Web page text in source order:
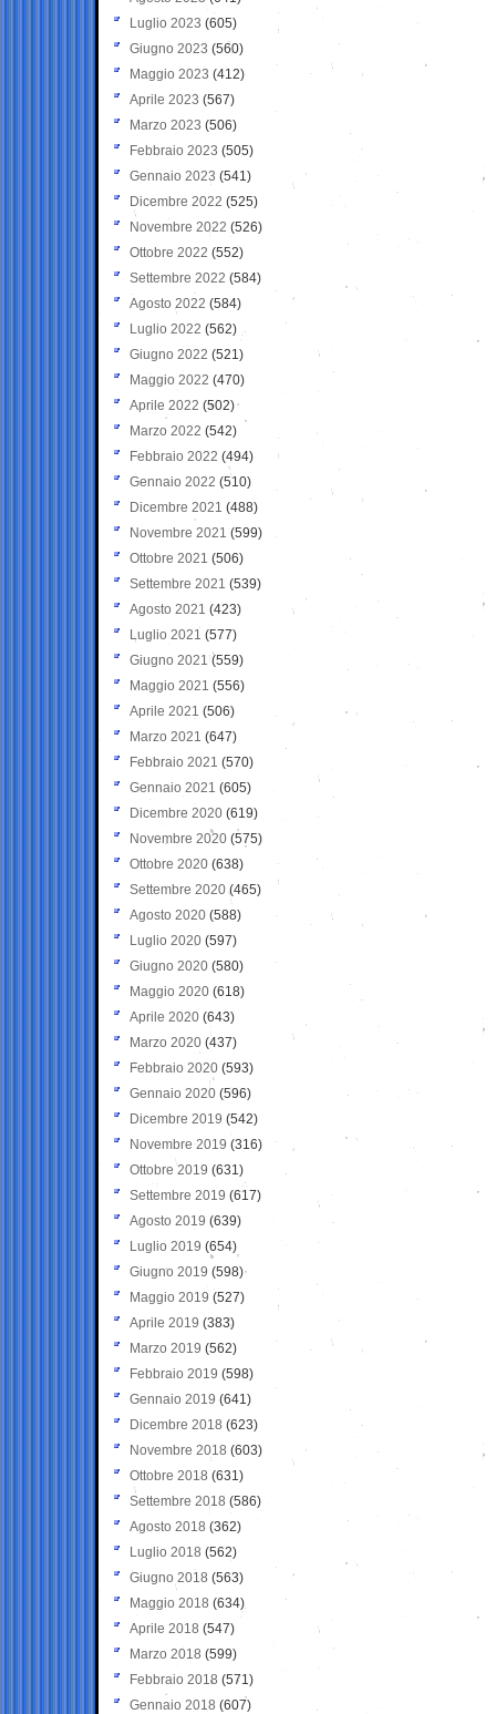
Luglio 2023 (605)
Giugno 2023 (560)
Maggio 2023 (412)
Aprile 2023 (567)
Marzo 2023 (506)
Febbraio 2023 (505)
Gennaio 2023 (541)
Dicembre 2022 (525)
Novembre 2022 (526)
Ottobre 2022 (552)
Settembre 2022 (584)
Agosto 2022 (584)
Luglio 2022 (562)
Giugno 2022 (521)
Maggio 2022 (470)
Aprile 2022 (502)
Marzo 2022 (542)
Febbraio 2022 (494)
Gennaio 2022 (510)
Dicembre 2021 (488)
Novembre 2021 (599)
Ottobre 2021 (506)
Settembre 2021 (539)
Agosto 2021 (423)
Luglio 2021 (577)
Giugno 2021(559)
Maggio 2021 (556)
Aprile 2021 (506)
Marzo 2021 (647)
Febbraio 2021 (570)
Gennaio 2021 (605)
Dicembre 2020 (619)
Novembre 2020 (575)
Ottobre 2020 (638)
Settembre 2020(465)
Agosto 2020 (588)
Luglio 2020 (597)
Giugno 2020 (580)
Maggio 2020 (618)
Aprile 2020 (643)
Marzo 2020 (437)
Febbraio 2020 (593)
Gennaio 2020 (596)
Dicembre 2019 (542)
Novembre 2019 (316)
Ottobre 2019 (631)
Settembre 2019 (617)
Agosto 2019 (639)
Luglio 2019 (654)
Giugno 2019 (598)
Maggio 2019 (527)
Aprile 2019 (383)
Marzo 2019 (562)
Febbraio 2019 (598)
Gennaio 2019 (641)
Dicembre 2018 (623)
Novembre 2018 (603)
Ottobre 2018 (631)
Settembre 2018 (586)
Agosto 2018 (362)
Luglio 2018 (562)
Giugno 2018 (563)
Maggio 2018 (634)
Aprile 2018 (547)
Marzo 2018 (599)
Febbraio 2018 (571)
Gennaio 2018 (607)